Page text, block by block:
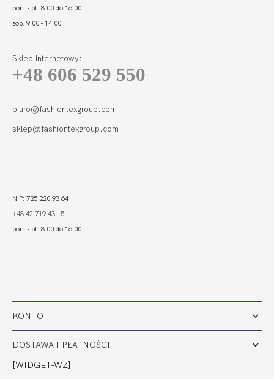
KONTO
DOSTAWA I PŁATNOŚCI
[WIDGET-WZ]
pon. - pt. 8:00 do 16:00
sob. 9:00 - 14:00
Sklep Internetowy:
+48 606 529 550
biuro@fashiontexgroup.com
sklep@fashiontexgroup.com
NIP: 725 220 93 64
+48 42 719 43 15
pon. - pt. 8:00 do 16:00